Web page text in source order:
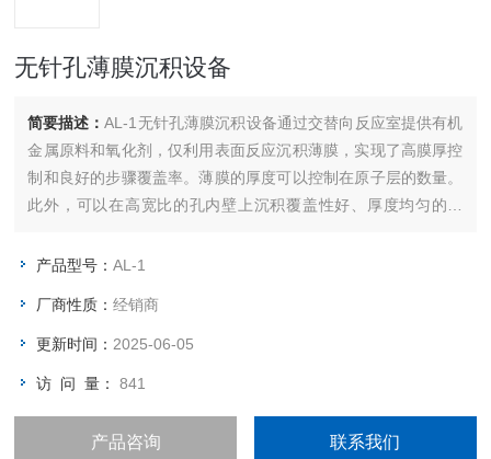
无针孔薄膜沉积设备
简要描述：AL-1无针孔薄膜沉积设备通过交替向反应室提供有机
金属原料和氧化剂，仅利用表面反应沉积薄膜，实现了高膜厚控
制和良好的步骤覆盖率。薄膜的厚度可以控制在原子层的数量。
此外，可以在高宽比的孔内壁上沉积覆盖性好、厚度均匀的薄
产品型号：AL-1
厂商性质：经销商
更新时间： 2025-06-05
访 问 量：841
产品咨询 联系我们